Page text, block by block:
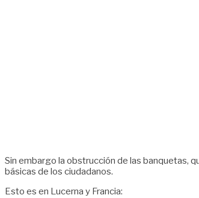
Sin embargo la obstrucción de las banquetas,
básicas de los ciudadanos.
Esto es en Lucerna y Francia: